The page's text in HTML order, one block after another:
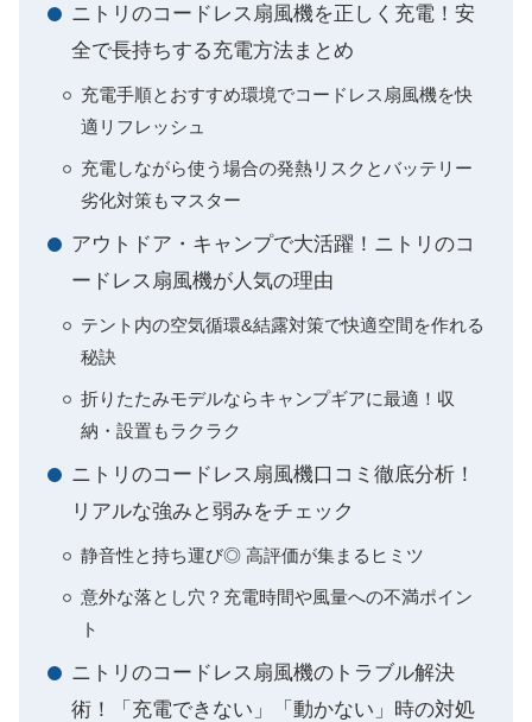
ニトリのコードレス扇風機を正しく充電！安
全で長持ちする充電方法まとめ
充電手順とおすすめ環境でコードレス扇風機を快
適リフレッシュ
充電しながら使う場合の発熱リスクとバッテリー
劣化対策もマスター
アウトドア・キャンプで大活躍！ニトリのコ
ードレス扇風機が人気の理由
テント内の空気循環&結露対策で快適空間を作れる
秘訣
折りたたみモデルならキャンプギアに最適！収
納・設置もラクラク
ニトリのコードレス扇風機口コミ徹底分析！
リアルな強みと弱みをチェック
静音性と持ち運び◎ 高評価が集まるヒミツ
意外な落とし穴？充電時間や風量への不満ポイン
ト
ニトリのコードレス扇風機のトラブル解決
術！「充電できない」「動かない」時の対処